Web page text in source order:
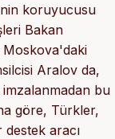
koruyucusu
Bakan
Moskova'daki
Aralov da,
bu
göre, Türkler,
aracı